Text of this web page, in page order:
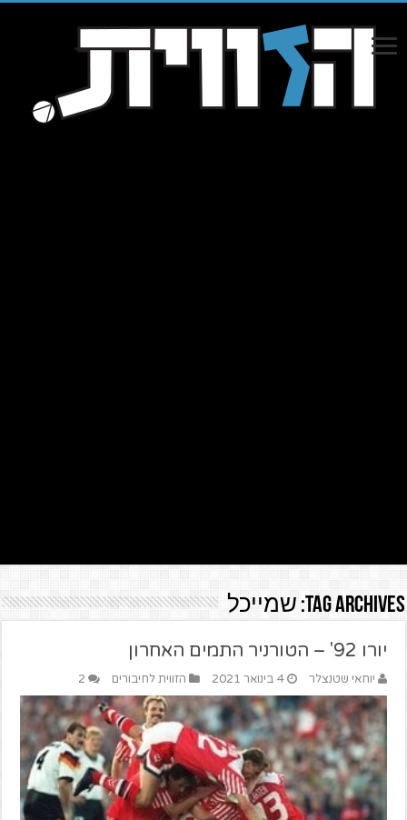
Tag Archives: שמייכל
יורו 92' – הטורניר התמים האחרון
יוחאי שטנצלר 4 בינואר 2021 הזווית לחיבורים 2